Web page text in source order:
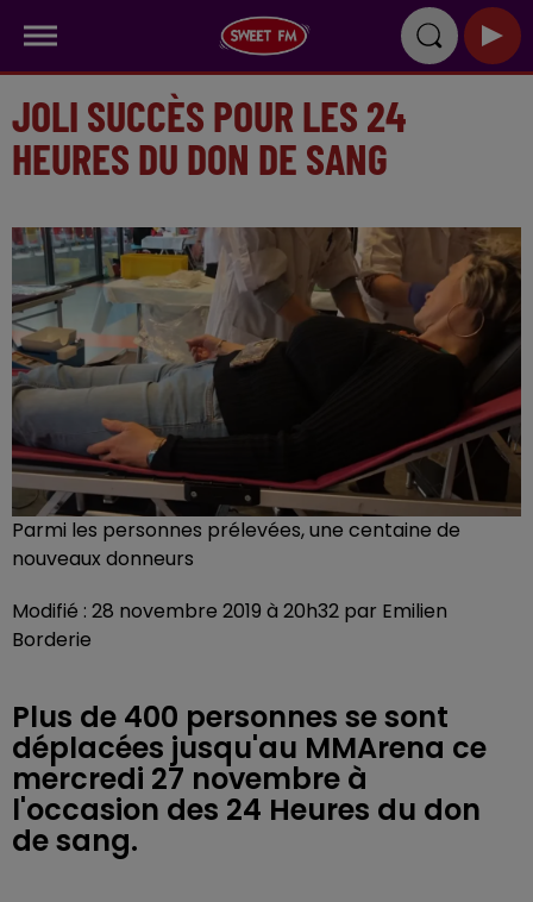
JOLI SUCCÈS POUR LES 24
HEURES DU DON DE SANG
Parmi les personnes prélevées, une centaine de
nouveaux donneurs
Modifié : 28 novembre 2019 à 20h32 par Emilien
Borderie
Plus de 400 personnes se sont
déplacées jusqu'au MMArena ce
mercredi 27 novembre à
l'occasion des 24 Heures du don
de sang.